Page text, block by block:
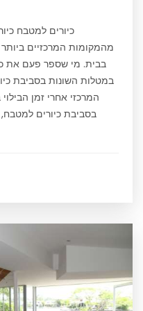
כיורים למטבח
מהמקומות המרכזיים
בבית. מי שספר פעם את
במטלות השונות בסביבת
המרכזי אחרי זמן
בסביבת כיורים